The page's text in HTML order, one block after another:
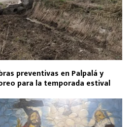
preventivas en Palpalá y
para la temporada estival